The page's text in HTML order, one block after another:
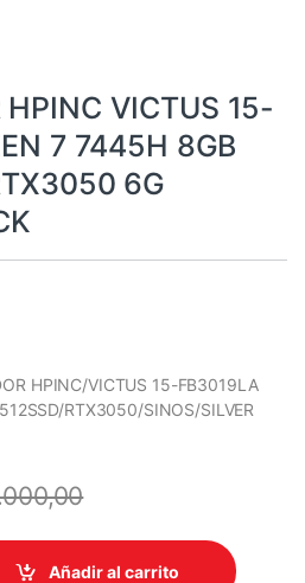
HPINC VICTUS 15-
7 7445H 8GB
6G
HPINC/VICTUS 15-FB3019LA
RTX3050/SINOS/SILVER
15-FB3019LA RYZEN 7 7445H
Añadir al carrito